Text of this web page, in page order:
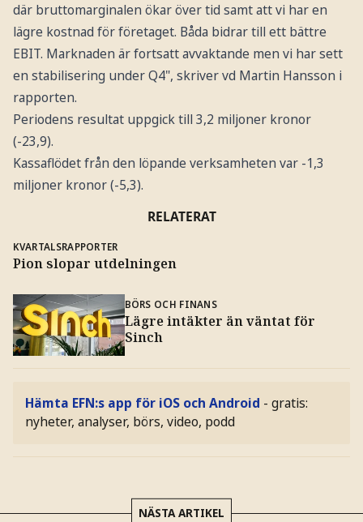
där bruttomarginalen ökar över tid samt att vi har en
lägre kostnad för företaget. Båda bidrar till ett bättre
EBIT. Marknaden är fortsatt avvaktande men vi har sett
en stabilisering under Q4", skriver vd Martin Hansson i
rapporten.
Periodens resultat uppgick till 3,2 miljoner kronor
(-23,9).
Kassaflödet från den löpande verksamheten var -1,3
miljoner kronor (-5,3).
RELATERAT
KVARTALSRAPPORTER
Pion slopar utdelningen
BÖRS OCH FINANS
Lägre intäkter än väntat för
Sinch
Hämta EFN:s app för iOS och Android - gratis:
nyheter, analyser, börs, video, podd
NÄSTA ARTIKEL